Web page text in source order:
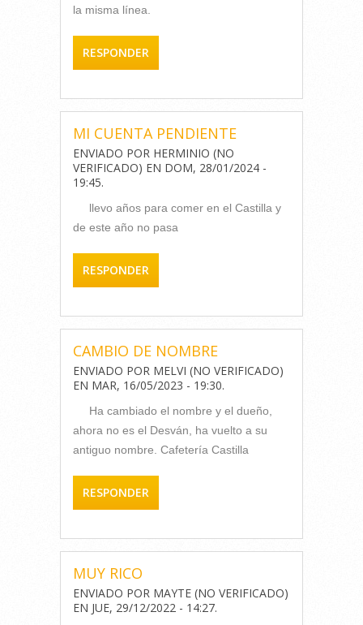
la misma línea.
RESPONDER
MI CUENTA PENDIENTE
ENVIADO POR HERMINIO (NO
VERIFICADO) EN DOM, 28/01/2024 -
19:45.
llevo años para comer en el Castilla y
de este año no pasa
RESPONDER
CAMBIO DE NOMBRE
ENVIADO POR MELVI (NO VERIFICADO)
EN MAR, 16/05/2023 - 19:30.
Ha cambiado el nombre y el dueño,
ahora no es el Desván, ha vuelto a su
antiguo nombre. Cafetería Castilla
RESPONDER
MUY RICO
ENVIADO POR MAYTE (NO VERIFICADO)
EN JUE, 29/12/2022 - 14:27.